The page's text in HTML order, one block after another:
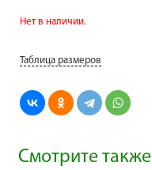
Нет в наличии.
Таблица размеров
Смотрите также